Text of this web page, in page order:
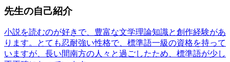
先生の自己紹介
小説を読むのが好きで、豊富な文学理論知識と創作経験があ
ります。とても忍耐強い性格で、標準語一級の資格を持って
いますが、長い間南方の人々と過ごしたため、標準語が少し